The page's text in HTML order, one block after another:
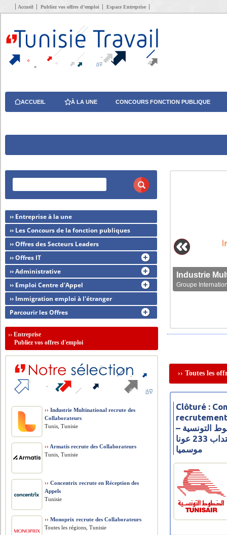
Accueil Publiez vos offres d’emploi Espace Entreprise
ACCUEIL À LA UNE CONCOURS FONCTION PUBLIQUE
Groupe
›› Toutes les
Clôturé :
– مناظرة شركة الخطوط التونسية
للخدمات الأرضية لانتداب 233 عونا
موسميا
›› Entreprise à la une
›› Les Concours de la fonction publiques
›› Offres des Secteurs Leaders
›› Offres IT
›› Administrative
›› Emploi Centre d'Appel
›› Immigration emploi à l'étranger
Parcourir les Offres
››Entreprise
Publiez vos offres d'emploi
›› Industrie Multinational recrute des
Collaborateurs
Tunis, Tunisie
›› Armatis recrute des Collaborateurs
Tunis, Tunisie
›› Concentrix recrute en Réception des
Appels
Tunisie
›› Monoprix recrute des Collaborateurs
Toutes les régions, Tunisie